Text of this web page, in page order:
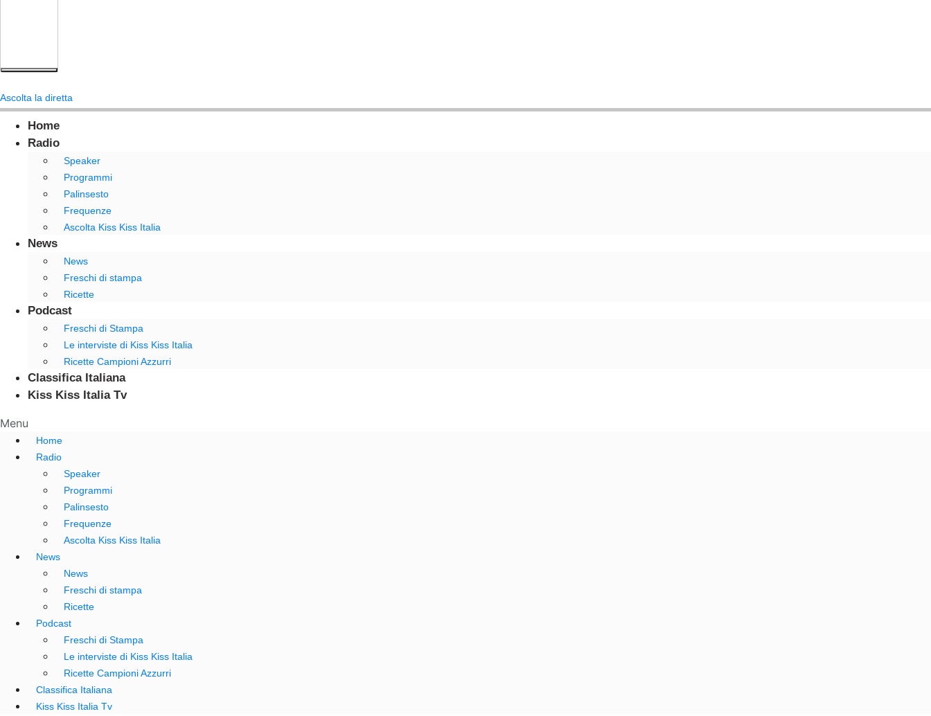
Ascolta la diretta
Home
Radio
Speaker
Programmi
Palinsesto
Frequenze
Ascolta Kiss Kiss Italia
News
News
Freschi di stampa
Ricette
Podcast
Freschi di Stampa
Le interviste di Kiss Kiss Italia
Ricette Campioni Azzurri
Classifica Italiana
Kiss Kiss Italia Tv
Menu
Home
Radio
Speaker
Programmi
Palinsesto
Frequenze
Ascolta Kiss Kiss Italia
News
News
Freschi di stampa
Ricette
Podcast
Freschi di Stampa
Le interviste di Kiss Kiss Italia
Ricette Campioni Azzurri
Classifica Italiana
Kiss Kiss Italia Tv